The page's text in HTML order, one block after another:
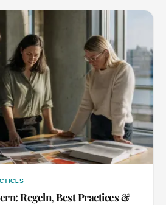
für Familienmarken in DACH zur
Eltern wird.
Regeln, Best Practices &